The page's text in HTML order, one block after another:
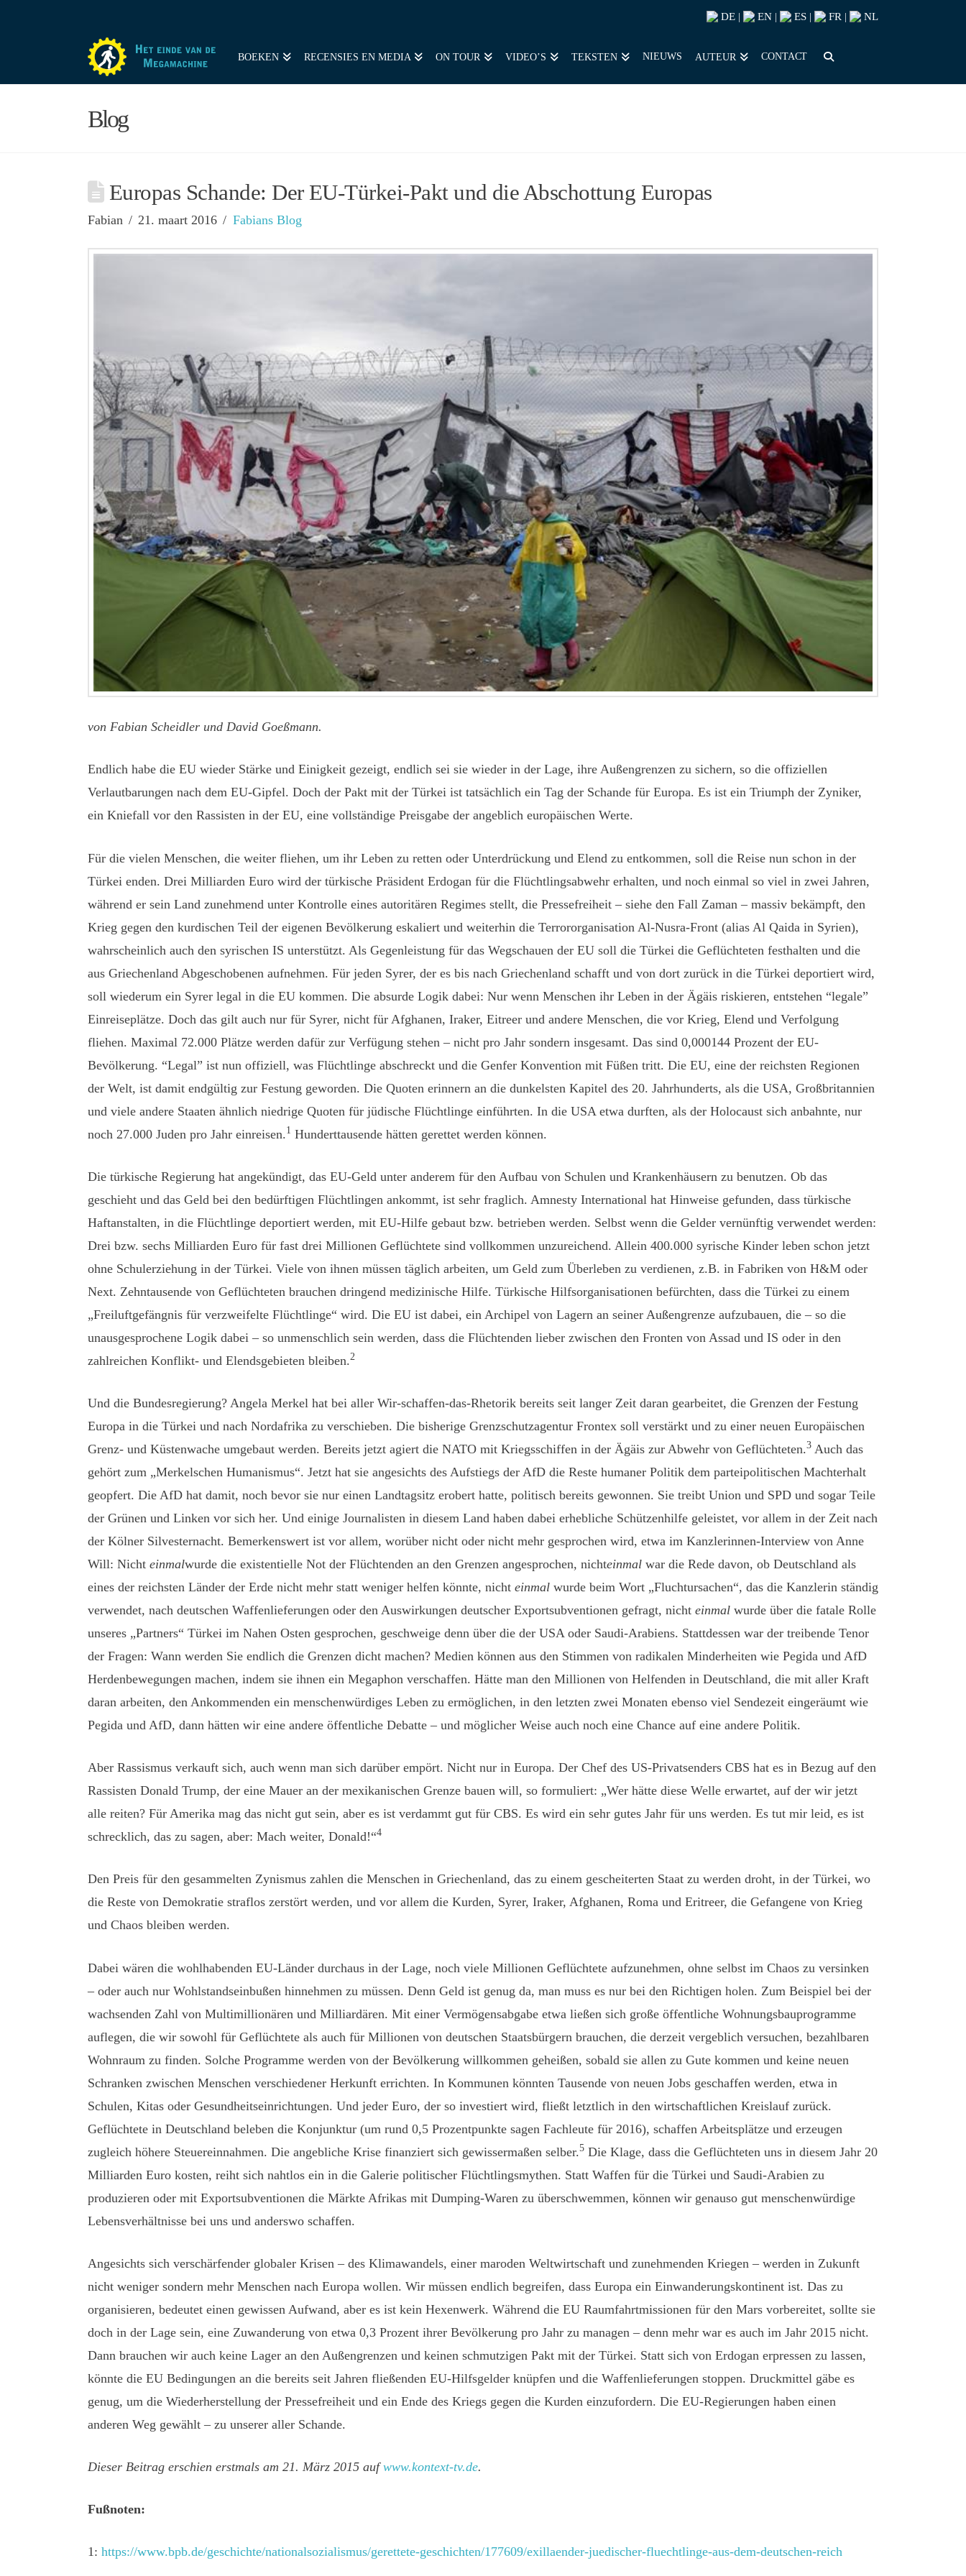
DE EN ES FR NL
BOEKEN RECENSIES EN MEDIA ON TOUR VIDEO’S TEKSTEN NIEUWS AUTEUR CONTACT
Blog
Europas Schande: Der EU-Türkei-Pakt und die Abschottung Europas
Fabian 21. maart 2016 Fabians Blog
von Fabian Scheidler und David Goeßmann.
Endlich habe die EU wieder Stärke und Einigkeit gezeigt, endlich sei sie wieder in der Lage, ihre Außengrenzen zu sichern, so die offiziellen
Verlautbarungen nach dem EU-Gipfel. Doch der Pakt mit der Türkei ist tatsächlich ein Tag der Schande für Europa. Es ist ein Triumph der Zyniker,
ein Kniefall vor den Rassisten in der EU, eine vollständige Preisgabe der angeblich europäischen Werte.
Für die vielen Menschen, die weiter fliehen, um ihr Leben zu retten oder Unterdrückung und Elend zu entkommen, soll die Reise nun schon in der
Türkei enden. Drei Milliarden Euro wird der türkische Präsident Erdogan für die Flüchtlingsabwehr erhalten, und noch einmal so viel in zwei Jahren,
während er sein Land zunehmend unter Kontrolle eines autoritären Regimes stellt, die Pressefreiheit – siehe den Fall Zaman – massiv bekämpft, den
Krieg gegen den kurdischen Teil der eigenen Bevölkerung eskaliert und weiterhin die Terrororganisation Al-Nusra-Front (alias Al Qaida in Syrien),
wahrscheinlich auch den syrischen IS unterstützt. Als Gegenleistung für das Wegschauen der EU soll die Türkei die Geflüchteten festhalten und die
aus Griechenland Abgeschobenen aufnehmen. Für jeden Syrer, der es bis nach Griechenland schafft und von dort zurück in die Türkei deportiert wird,
soll wiederum ein Syrer legal in die EU kommen. Die absurde Logik dabei: Nur wenn Menschen ihr Leben in der Ägäis riskieren, entstehen “legale”
Einreiseplätze. Doch das gilt auch nur für Syrer, nicht für Afghanen, Iraker, Eitreer und andere Menschen, die vor Krieg, Elend und Verfolgung
fliehen. Maximal 72.000 Plätze werden dafür zur Verfügung stehen – nicht pro Jahr sondern insgesamt. Das sind 0,000144 Prozent der EU-
Bevölkerung. “Legal” ist nun offiziell, was Flüchtlinge abschreckt und die Genfer Konvention mit Füßen tritt. Die EU, eine der reichsten Regionen
der Welt, ist damit endgültig zur Festung geworden. Die Quoten erinnern an die dunkelsten Kapitel des 20. Jahrhunderts, als die USA, Großbritannien
und viele andere Staaten ähnlich niedrige Quoten für jüdische Flüchtlinge einführten. In die USA etwa durften, als der Holocaust sich anbahnte, nur
noch 27.000 Juden pro Jahr einreisen.1 Hunderttausende hätten gerettet werden können.
Die türkische Regierung hat angekündigt, das EU-Geld unter anderem für den Aufbau von Schulen und Krankenhäusern zu benutzen. Ob das
geschieht und das Geld bei den bedürftigen Flüchtlingen ankommt, ist sehr fraglich. Amnesty International hat Hinweise gefunden, dass türkische
Haftanstalten, in die Flüchtlinge deportiert werden, mit EU-Hilfe gebaut bzw. betrieben werden. Selbst wenn die Gelder vernünftig verwendet werden:
Drei bzw. sechs Milliarden Euro für fast drei Millionen Geflüchtete sind vollkommen unzureichend. Allein 400.000 syrische Kinder leben schon jetzt
ohne Schulerziehung in der Türkei. Viele von ihnen müssen täglich arbeiten, um Geld zum Überleben zu verdienen, z.B. in Fabriken von H&M oder
Next. Zehntausende von Geflüchteten brauchen dringend medizinische Hilfe. Türkische Hilfsorganisationen befürchten, dass die Türkei zu einem
„Freiluftgefängnis für verzweifelte Flüchtlinge“ wird. Die EU ist dabei, ein Archipel von Lagern an seiner Außengrenze aufzubauen, die – so die
unausgesprochene Logik dabei – so unmenschlich sein werden, dass die Flüchtenden lieber zwischen den Fronten von Assad und IS oder in den
zahlreichen Konflikt- und Elendsgebieten bleiben.2
Und die Bundesregierung? Angela Merkel hat bei aller Wir-schaffen-das-Rhetorik bereits seit langer Zeit daran gearbeitet, die Grenzen der Festung
Europa in die Türkei und nach Nordafrika zu verschieben. Die bisherige Grenzschutzagentur Frontex soll verstärkt und zu einer neuen Europäischen
Grenz- und Küstenwache umgebaut werden. Bereits jetzt agiert die NATO mit Kriegsschiffen in der Ägäis zur Abwehr von Geflüchteten.3 Auch das
gehört zum „Merkelschen Humanismus“. Jetzt hat sie angesichts des Aufstiegs der AfD die Reste humaner Politik dem parteipolitischen Machterhalt
geopfert. Die AfD hat damit, noch bevor sie nur einen Landtagsitz erobert hatte, politisch bereits gewonnen. Sie treibt Union und SPD und sogar Teile
der Grünen und Linken vor sich her. Und einige Journalisten in diesem Land haben dabei erhebliche Schützenhilfe geleistet, vor allem in der Zeit nach
der Kölner Silvesternacht. Bemerkenswert ist vor allem, worüber nicht oder nicht mehr gesprochen wird, etwa im Kanzlerinnen-Interview von Anne
Will: Nicht einmalwurde die existentielle Not der Flüchtenden an den Grenzen angesprochen, nichteinmal war die Rede davon, ob Deutschland als
eines der reichsten Länder der Erde nicht mehr statt weniger helfen könnte, nicht einmal wurde beim Wort „Fluchtursachen“, das die Kanzlerin ständig
verwendet, nach deutschen Waffenlieferungen oder den Auswirkungen deutscher Exportsubventionen gefragt, nicht einmal wurde über die fatale Rolle
unseres „Partners“ Türkei im Nahen Osten gesprochen, geschweige denn über die der USA oder Saudi-Arabiens. Stattdessen war der treibende Tenor
der Fragen: Wann werden Sie endlich die Grenzen dicht machen? Medien können aus den Stimmen von radikalen Minderheiten wie Pegida und AfD
Herdenbewegungen machen, indem sie ihnen ein Megaphon verschaffen. Hätte man den Millionen von Helfenden in Deutschland, die mit aller Kraft
daran arbeiten, den Ankommenden ein menschenwürdiges Leben zu ermöglichen, in den letzten zwei Monaten ebenso viel Sendezeit eingeräumt wie
Pegida und AfD, dann hätten wir eine andere öffentliche Debatte – und möglicher Weise auch noch eine Chance auf eine andere Politik.
Aber Rassismus verkauft sich, auch wenn man sich darüber empört. Nicht nur in Europa. Der Chef des US-Privatsenders CBS hat es in Bezug auf den
Rassisten Donald Trump, der eine Mauer an der mexikanischen Grenze bauen will, so formuliert: „Wer hätte diese Welle erwartet, auf der wir jetzt
alle reiten? Für Amerika mag das nicht gut sein, aber es ist verdammt gut für CBS. Es wird ein sehr gutes Jahr für uns werden. Es tut mir leid, es ist
schrecklich, das zu sagen, aber: Mach weiter, Donald!“4
Den Preis für den gesammelten Zynismus zahlen die Menschen in Griechenland, das zu einem gescheiterten Staat zu werden droht, in der Türkei, wo
die Reste von Demokratie straflos zerstört werden, und vor allem die Kurden, Syrer, Iraker, Afghanen, Roma und Eritreer, die Gefangene von Krieg
und Chaos bleiben werden.
Dabei wären die wohlhabenden EU-Länder durchaus in der Lage, noch viele Millionen Geflüchtete aufzunehmen, ohne selbst im Chaos zu versinken
– oder auch nur Wohlstandseinbußen hinnehmen zu müssen. Denn Geld ist genug da, man muss es nur bei den Richtigen holen. Zum Beispiel bei der
wachsenden Zahl von Multimillionären und Milliardären. Mit einer Vermögensabgabe etwa ließen sich große öffentliche Wohnungsbauprogramme
auflegen, die wir sowohl für Geflüchtete als auch für Millionen von deutschen Staatsbürgern brauchen, die derzeit vergeblich versuchen, bezahlbaren
Wohnraum zu finden. Solche Programme werden von der Bevölkerung willkommen geheißen, sobald sie allen zu Gute kommen und keine neuen
Schranken zwischen Menschen verschiedener Herkunft errichten. In Kommunen könnten Tausende von neuen Jobs geschaffen werden, etwa in
Schulen, Kitas oder Gesundheitseinrichtungen. Und jeder Euro, der so investiert wird, fließt letztlich in den wirtschaftlichen Kreislauf zurück.
Geflüchtete in Deutschland beleben die Konjunktur (um rund 0,5 Prozentpunkte sagen Fachleute für 2016), schaffen Arbeitsplätze und erzeugen
zugleich höhere Steuereinnahmen. Die angebliche Krise finanziert sich gewissermaßen selber.5 Die Klage, dass die Geflüchteten uns in diesem Jahr 20
Milliarden Euro kosten, reiht sich nahtlos ein in die Galerie politischer Flüchtlingsmythen. Statt Waffen für die Türkei und Saudi-Arabien zu
produzieren oder mit Exportsubventionen die Märkte Afrikas mit Dumping-Waren zu überschwemmen, können wir genauso gut menschenwürdige
Lebensverhältnisse bei uns und anderswo schaffen.
Angesichts sich verschärfender globaler Krisen – des Klimawandels, einer maroden Weltwirtschaft und zunehmenden Kriegen – werden in Zukunft
nicht weniger sondern mehr Menschen nach Europa wollen. Wir müssen endlich begreifen, dass Europa ein Einwanderungskontinent ist. Das zu
organisieren, bedeutet einen gewissen Aufwand, aber es ist kein Hexenwerk. Während die EU Raumfahrtmissionen für den Mars vorbereitet, sollte sie
doch in der Lage sein, eine Zuwanderung von etwa 0,3 Prozent ihrer Bevölkerung pro Jahr zu managen – denn mehr war es auch im Jahr 2015 nicht.
Dann brauchen wir auch keine Lager an den Außengrenzen und keinen schmutzigen Pakt mit der Türkei. Statt sich von Erdogan erpressen zu lassen,
könnte die EU Bedingungen an die bereits seit Jahren fließenden EU-Hilfsgelder knüpfen und die Waffenlieferungen stoppen. Druckmittel gäbe es
genug, um die Wiederherstellung der Pressefreiheit und ein Ende des Kriegs gegen die Kurden einzufordern. Die EU-Regierungen haben einen
anderen Weg gewählt – zu unserer aller Schande.
Dieser Beitrag erschien erstmals am 21. März 2015 aufwww.kontext-tv.de.
Fußnoten:
1: https://www.bpb.de/geschichte/nationalsozialismus/gerettete-geschichten/177609/exillaender-juedischer-fluechtlinge-aus-dem-deutschen-reich